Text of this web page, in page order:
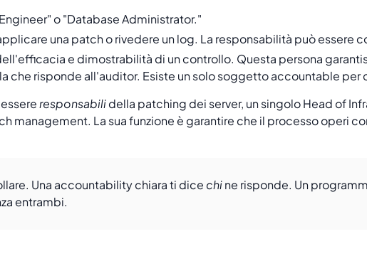
o "Database Administrator."
una patch o rivedere un log. La responsabilità può essere
e dimostrabilità di un controllo. Questa persona
che risponde all'auditor. Esiste un solo soggetto accountable per
responsabilidella patching dei server, un singolo Head of
management. La sua funzione è garantire che il processo operi
Una accountability chiara ti dice chine risponde. Un
entrambi.